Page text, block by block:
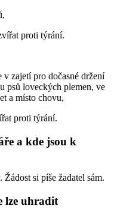
proti týrání.
zajetí pro dočasné držení
psů loveckých plemen, ve
a místo chovu,
proti týrání.
a kde jsou k
Žádost si píše žadatel sám.
lze uhradit